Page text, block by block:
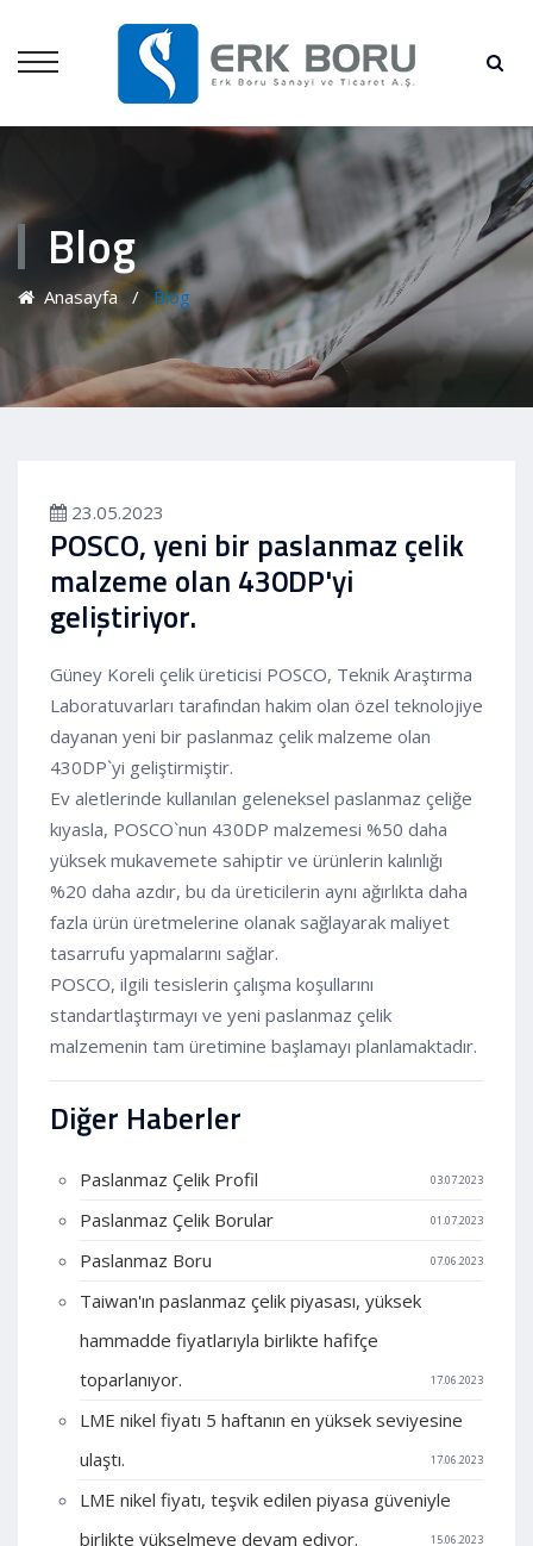
Blog
Anasayfa / Blog
23.05.2023
POSCO, yeni bir paslanmaz çelik
malzeme olan 430DP'yi
geliştiriyor.
Güney Koreli çelik üreticisi POSCO, Teknik Araştırma
Laboratuvarları tarafından hakim olan özel teknolojiye
dayanan yeni bir paslanmaz çelik malzeme olan
430DP`yi geliştirmiştir.
Ev aletlerinde kullanılan geleneksel paslanmaz çeliğe
kıyasla, POSCO`nun 430DP malzemesi %50 daha
yüksek mukavemete sahiptir ve ürünlerin kalınlığı
%20 daha azdır, bu da üreticilerin aynı ağırlıkta daha
fazla ürün üretmelerine olanak sağlayarak maliyet
tasarrufu yapmalarını sağlar.
POSCO, ilgili tesislerin çalışma koşullarını
standartlaştırmayı ve yeni paslanmaz çelik
malzemenin tam üretimine başlamayı planlamaktadır.
Diğer Haberler
Paslanmaz Çelik Profil 03.07.2023
Paslanmaz Çelik Borular 01.07.2023
Paslanmaz Boru 07.06.2023
Taiwan'ın paslanmaz çelik piyasası, yüksek
hammadde fiyatlarıyla birlikte hafifçe
toparlanıyor.
17.06.2023
LME nikel fiyatı 5 haftanın en yüksek seviyesine
ulaştı.
17.06.2023
LME nikel fiyatı, teşvik edilen piyasa güveniyle
birlikte yükselmeye devam ediyor.
15.06.2023